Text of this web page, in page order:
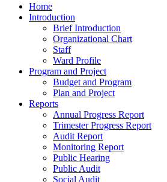
Home
Introduction
Brief Introduction
Organizational Chart
Staff
Ward Profile
Program and Project
Budget and Program
Plan and Project
Reports
Annual Progress Report
Trimester Progress Report
Audit Report
Monitoring Report
Public Hearing
Public Audit
Social Audit